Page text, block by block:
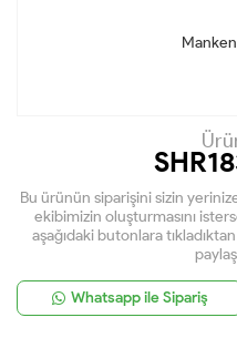
Bu ürünün siparişini sizin
ekibimizin oluşturmasını
aşağıdaki butonlara
Whatsapp ile Sipariş